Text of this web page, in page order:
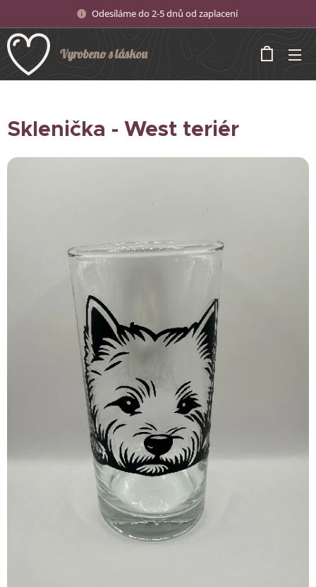
Odesíláme do 2-5 dnů od zaplacení
Vyrobeno s láskou
Sklenička - West teriér